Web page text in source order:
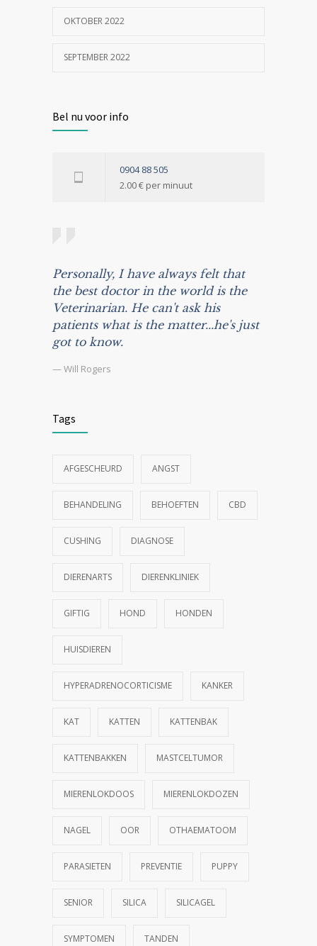
OKTOBER 2022
SEPTEMBER 2022
Bel nu voor info
0904 88 505
2.00 € per minuut
Personally, I have always felt that
the best doctor in the world is the
Veterinarian. He can't ask his
patients what is the matter...he's just
got to know.
— Will Rogers
Tags
AFGESCHEURD ANGST
BEHANDELING BEHOEFTEN CBD
CUSHING DIAGNOSE
DIERENARTS DIERENKLINIEK
GIFTIG HOND HONDEN
HUISDIEREN
HYPERADRENOCORTICISME KANKER
KAT KATTEN KATTENBAK
KATTENBAKKEN MASTCELTUMOR
MIERENLOKDOOS MIERENLOKDOZEN
NAGEL OOR OTHAEMATOOM
PARASIETEN PREVENTIE PUPPY
SENIOR SILICA SILICAGEL
SYMPTOMEN TANDEN